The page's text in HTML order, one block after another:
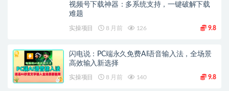
视频号下载神器：多系统支持，一键破解下载
难题
实操项目 8 月前 126 9.8
闪电说：PC端永久免费AI语音输入法，全场景
高效输入新选择
实操项目 8 月前 140 9.8